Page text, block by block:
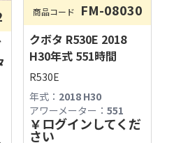
商品コード FM-08030
クボタ R530E 2018
H30年式 551時間
R530E
年式： 2018 H30
アワーメーター： 551
￥ログインしてくだ
さい
ナリーAIチャットへようこそ！
ービス内容、商品探しの際にご利
は「商品一覧」からもご確認く
安委員会 第481280800012号
野県茅野市宮川2768-1
78-6757
72-1313